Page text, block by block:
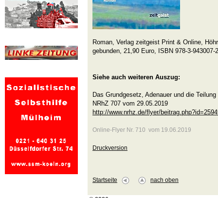
Roman, Verlag zeitgeist Print & Online,
gebunden, 21,90 Euro, ISBN 978-3-943007-
Siehe auch weiteren Auszug:
Das Grundgesetz, Adenauer und die
NRhZ 707 vom 29.05.2019
http://www.nrhz.de/flyer/
Online-Flyer Nr. 710 vom 19.06.2019
Druckversion
Startseite nach oben